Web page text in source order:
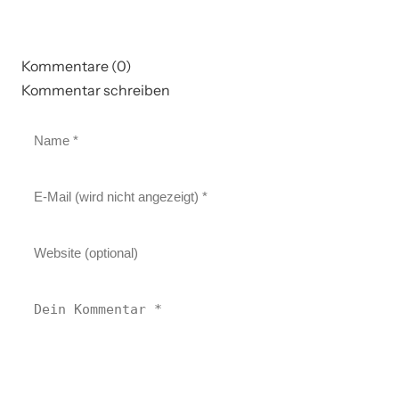
Kommentare (0)
Kommentar schreiben